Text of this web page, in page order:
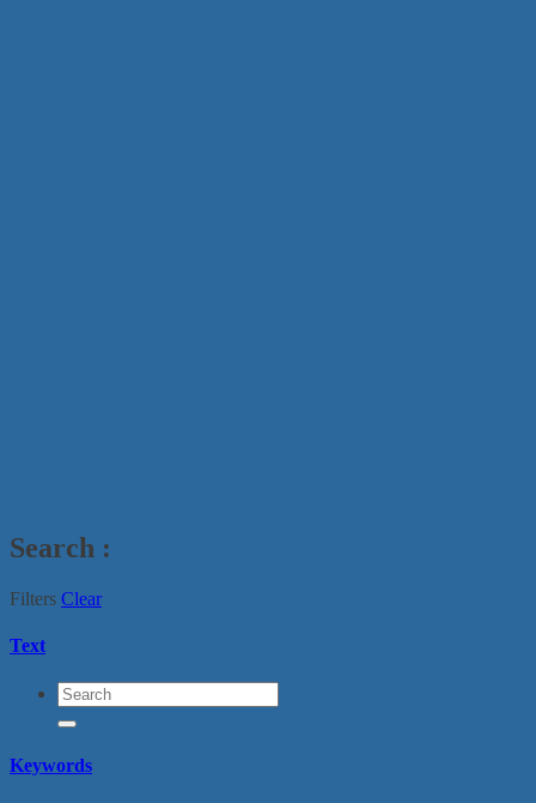
Search :
Filters Clear
Text
Keywords